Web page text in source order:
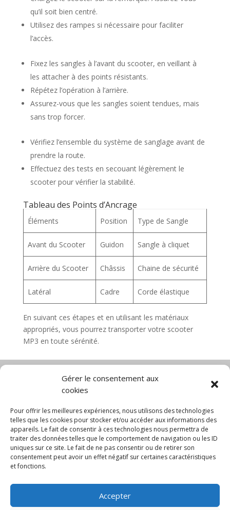
Gérer le consentement aux
cookies
Pour offrir les meilleures expériences, nous utilisons des technologies
telles que les cookies pour stocker et/ou accéder aux informations des
appareils. Le fait de consentir à ces technologies nous permettra de
traiter des données telles que le comportement de navigation ou les ID
uniques sur ce site. Le fait de ne pas consentir ou de retirer son
consentement peut avoir un effet négatif sur certaines caractéristiques
et fonctions.
Accepter
qu’il soit bien centré.
Utilisez des rampes si nécessaire pour faciliter
l’accès.
Fixez les sangles à l’avant du scooter, en veillant à
les attacher à des points résistants.
Répétez l’opération à l’arrière.
Assurez-vous que les sangles soient tendues, mais
sans trop forcer.
Vérifiez l’ensemble du système de sanglage avant de
prendre la route.
Effectuez des tests en secouant légèrement le
scooter pour vérifier la stabilité.
Tableau des Points d’Ancrage
Éléments Position Type de Sangle
Avant du Scooter Guidon Sangle à cliquet
Arrière du Scooter Châssis Chaine de sécurité
Latéral Cadre Corde élastique
En suivant ces étapes et en utilisant les matériaux
appropriés, vous pourrez transporter votre scooter
MP3 en toute sérénité.
Diable électrique
Chariot manutention
CGV
Mentions légales
Politique de confidentialité et protection des
données
Paiement sécurisé
Gérer mes cookies
© 2025 MNG SORARE. Tous droits réservés. Prix
affichés en euros et hors TVA. Site dédié aux